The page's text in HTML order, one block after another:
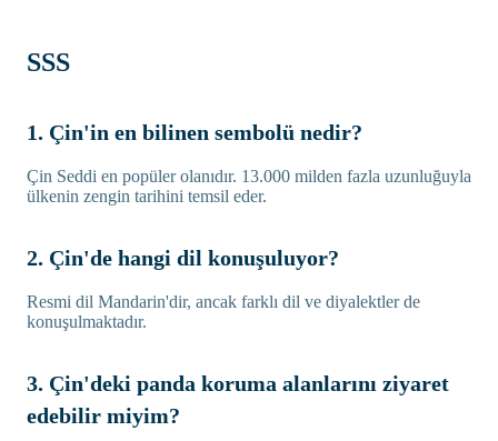
SSS
1. Çin'in en bilinen sembolü nedir?
Çin Seddi en popüler olanıdır. 13.000 milden fazla uzunluğuyla
ülkenin zengin tarihini temsil eder.
2. Çin'de hangi dil konuşuluyor?
Resmi dil Mandarin'dir, ancak farklı dil ve diyalektler de
konuşulmaktadır.
3. Çin'deki panda koruma alanlarını ziyaret
edebilir miyim?